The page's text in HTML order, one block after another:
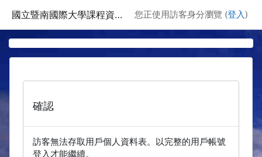
國立暨南國際大學課程資訊網 您正使用訪客身分瀏覽 (登入 )
確認
訪客無法存取用戶個人資料表。以完整的用戶帳號
登入才能繼續。